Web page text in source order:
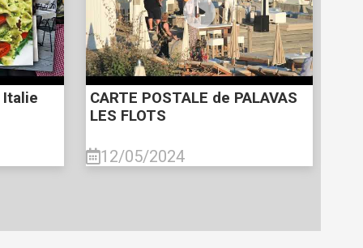
Italie
CARTE POSTALE de PALAVAS
LES FLOTS
12/05/2024